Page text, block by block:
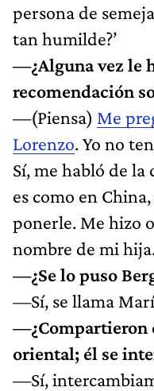
persona de
tan humilde?’
—¿Alguna vez le
recomendación
—(Piensa) Me
Lorenzo. Yo no
Sí, me habló de la
es como en
ponerle. Me hizo
nombre de mi
—¿Se lo puso
—Sí, se llama
—¿Compartieron
oriental; él se
—Sí,